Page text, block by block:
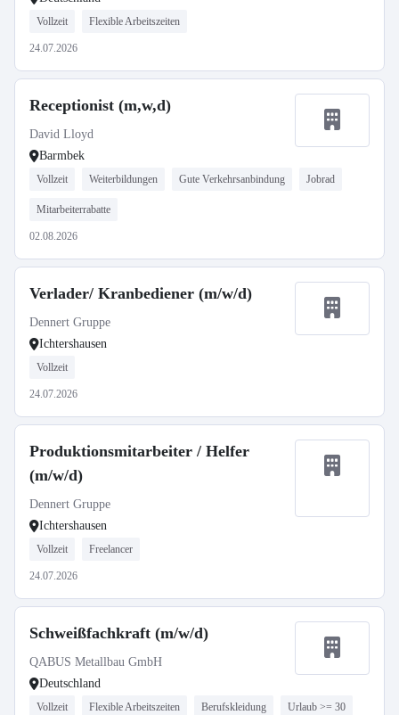
Vollzeit Flexible Arbeitszeiten
24.07.2026
Receptionist (m,w,d)
David Lloyd
Barmbek
Vollzeit Weiterbildungen Gute Verkehrsanbindung Jobrad
Mitarbeiterrabatte
02.08.2026
Verlader/ Kranbediener (m/w/d)
Dennert Gruppe
Ichtershausen
Vollzeit
24.07.2026
Produktionsmitarbeiter / Helfer
(m/w/d)
Dennert Gruppe
Ichtershausen
Vollzeit Freelancer
24.07.2026
Schweißfachkraft (m/w/d)
QABUS Metallbau GmbH
Deutschland
Vollzeit Flexible Arbeitszeiten Berufskleidung Urlaub >= 30